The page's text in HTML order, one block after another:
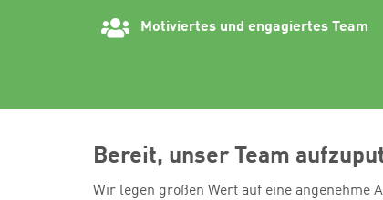
Motiviertes und engagiertes Team
Bereit, unser Team
Wir legen großen Wert auf eine angenehme